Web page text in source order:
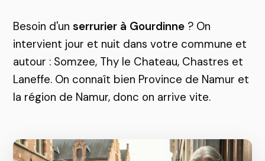
Besoin d'unserrurier à Gourdinne ? On
intervient jour et nuit dans votre commune et
autour : Somzee, Thy le Chateau, Chastres et
Laneffe. On connaît bien Province de Namur et
la région de Namur, donc on arrive vite.